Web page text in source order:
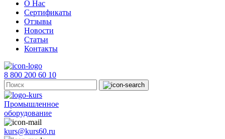
О Нас
Сертификаты
Отзывы
Новости
Статьи
Контакты
8 800 200 60 10
Промышленное
оборудование
kurs@kurs60.ru